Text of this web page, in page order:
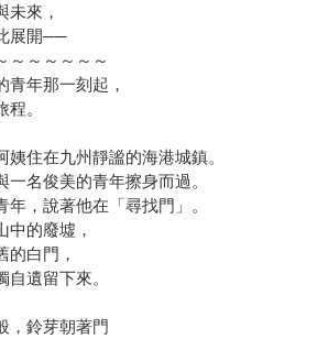
未來，
展開──
～～～～～～
青年那一刻起，
。
住在九州靜謐的海港城鎮。
名俊美的青年擦身而過。
，說著他在「尋找門」。
中的廢墟，
的白門，
遺留下來。
，鈴芽朝著門